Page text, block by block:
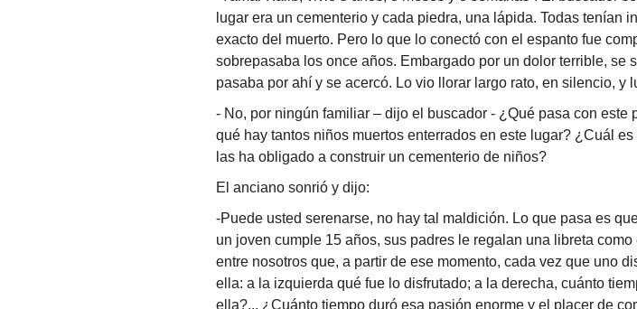
lugar era un cementerio y cada piedra, una lápida. Todas tenían
exacto del muerto. Pero lo que lo conectó con el espanto fue
sobrepasaba los once años. Embargado por un dolor terrible, se
pasaba por ahí y se acercó. Lo vio llorar largo rato, en silencio, y
- No, por ningún familiar – dijo el buscador - ¿Qué pasa con
qué hay tantos niños muertos enterrados en este lugar? ¿Cuál
las ha obligado a construir un cementerio de niños?
El anciano sonrió y dijo:
-Puede usted serenarse, no hay tal maldición. Lo que pasa es
un joven cumple 15 años, sus padres le regalan una libreta
entre nosotros que, a partir de ese momento, cada vez que uno
ella: a la izquierda qué fue lo disfrutado; a la derecha, cuánto
ella?... ¿Cuánto tiempo duró esa pasión enorme y el placer de